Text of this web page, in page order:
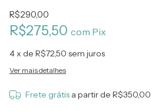
R$290,00
R$275,50 com Pix
4x de R$72,50 sem juros
Ver mais detalhes
Frete grátis a partir de R$350,00